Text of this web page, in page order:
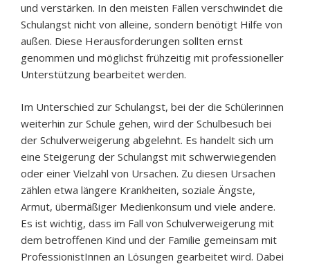
und verstärken. In den meisten Fällen verschwindet die
Schulangst nicht von alleine, sondern benötigt Hilfe von
außen. Diese Herausforderungen sollten ernst
genommen und möglichst frühzeitig mit professioneller
Unterstützung bearbeitet werden.
Im Unterschied zur Schulangst, bei der die Schülerinnen
weiterhin zur Schule gehen, wird der Schulbesuch bei
der Schulverweigerung abgelehnt. Es handelt sich um
eine Steigerung der Schulangst mit schwerwiegenden
oder einer Vielzahl von Ursachen. Zu diesen Ursachen
zählen etwa längere Krankheiten, soziale Ängste,
Armut, übermäßiger Medienkonsum und viele andere.
Es ist wichtig, dass im Fall von Schulverweigerung mit
dem betroffenen Kind und der Familie gemeinsam mit
ProfessionistInnen an Lösungen gearbeitet wird. Dabei